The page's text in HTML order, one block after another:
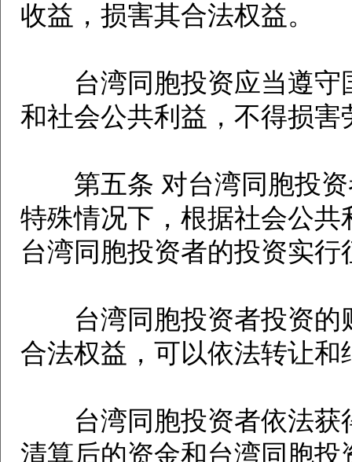
收益，损害其合法权益。
台湾同胞投资应当遵守
和社会公共利益，不得损
第五条 对台湾同胞投资
特殊情况下，根据社会公
台湾同胞投资者的投资实
台湾同胞投资者投资的
合法权益，可以依法转让和
台湾同胞投资者依法获
清算后的资金和台湾同胞